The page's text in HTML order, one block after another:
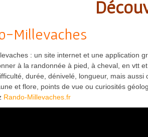
Millevaches
: un site internet et une application
à la randonnée à pied, à cheval, en vtt
durée, dénivelé, longueur, mais
et flore, points de vue ou curiosités
Rando-Millevaches.fr